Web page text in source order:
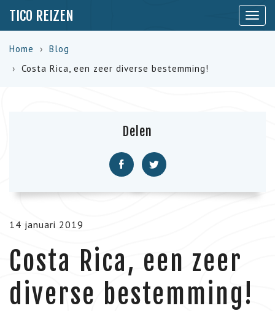
TICO REIZEN
Toon
Home
Blog
Costa Rica, een zeer diverse bestemming!
Delen
14 januari 2019
Costa Rica, een zeer
diverse bestemming!